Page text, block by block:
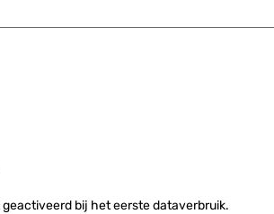
geactiveerd bij het eerste dataverbruik.